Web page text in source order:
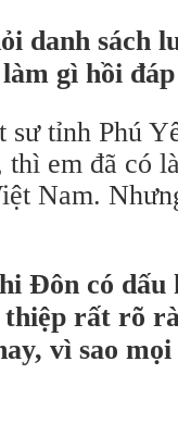
danh sách
gì hồi
tỉnh Phú
thì em đã có
Nam.
Đôn có
thiệp rất rõ
vì sao